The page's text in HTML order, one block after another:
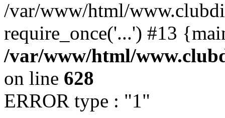
/var/www/html/
require_once('...') #13
/var/www/html/
on line 628
ERROR type : "1"